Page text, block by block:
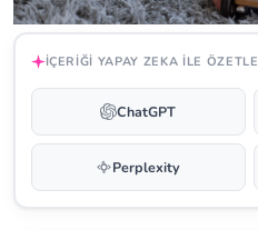
İÇERIĞI YAPAY ZEKA ILE ÖZETLE
ChatGPT
Perplexity